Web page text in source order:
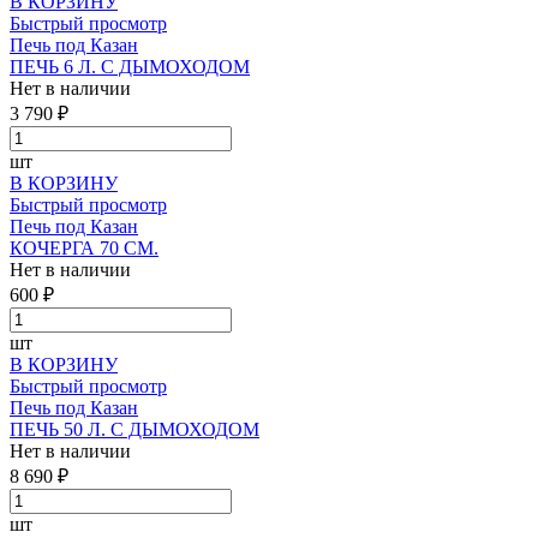
Быстрый просмотр
Печь под Казан
ПЕЧЬ 6 Л. С ДЫМОХОДОМ
Нет в наличии
3 790 ₽
шт
В КОРЗИНУ
Быстрый просмотр
Печь под Казан
КОЧЕРГА 70 СМ.
Нет в наличии
600 ₽
шт
В КОРЗИНУ
Быстрый просмотр
Печь под Казан
ПЕЧЬ 50 Л. С ДЫМОХОДОМ
Нет в наличии
8 690 ₽
шт